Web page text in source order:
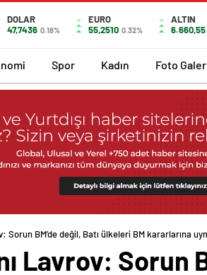
DOLAR
47,7436 0.18%
EURO
55,2510 0.32%
ALTIN
6.660,55
Spor Kadın Foto
Sorun BM’de değil, Batı ülkeleri BM kararlarına
Lavrov: Sorun